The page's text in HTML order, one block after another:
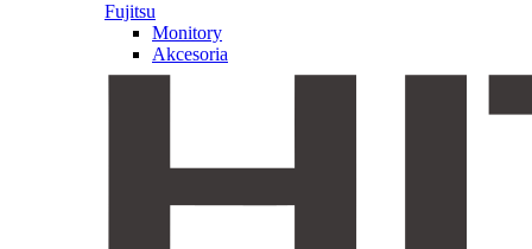
Fujitsu
Monitory
Akcesoria